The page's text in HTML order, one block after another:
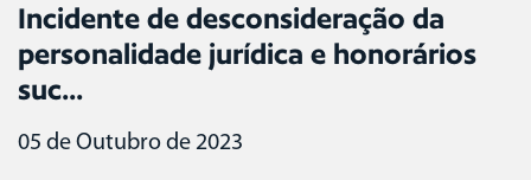
Incidente de desconsideração da
personalidade jurídica e honorários
suc...
05 de Outubro de 2023